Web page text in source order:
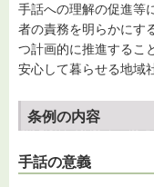
手話への理解の促進等
者の責務を明らかにす
つ計画的に推進するこ
安心して暮らせる地域
条例の内容
手話の意義